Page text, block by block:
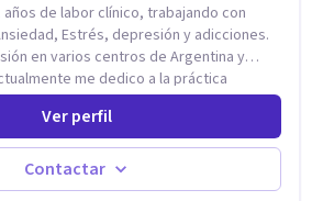
años de labor clínico, trabajando con
depresión y adicciones.
en varios centros de Argentina y
me dedico a la práctica
cognitivas conductuales basadas en
comprobados resultados. Los
están centrados en brindar
para el cambio, que permitan
y estrategias basadas en la
Ver perfil
Contactar